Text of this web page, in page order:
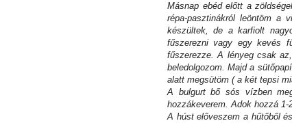
Másnap ebéd előtt a
répa-pasztinákról leöntöm a
készültek, de a karfiolt
fűszerezni vagy egy kevés
fűszerezze. A lényeg csak
beledolgozom. Majd a
alatt megsütöm ( a két tepsi
A bulgurt bő sós vízben
hozzákeverem. Adok hozzá
A húst előveszem a hűtőből